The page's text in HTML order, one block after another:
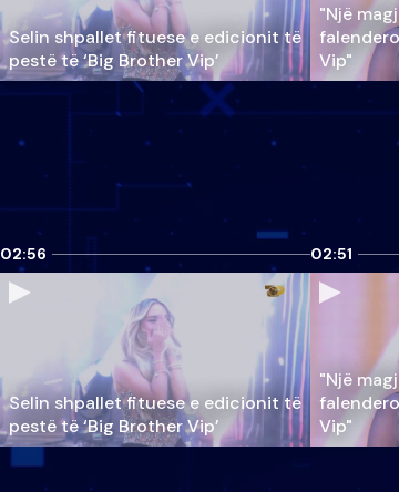
Selin shpallet fituese e edicionit të
pestë të ‘Big Brother Vip’
"Një
Vip"
02:56
Selin shpallet fituese e edicionit të
pestë të ‘Big Brother Vip’
02:51
"Një
Vip"